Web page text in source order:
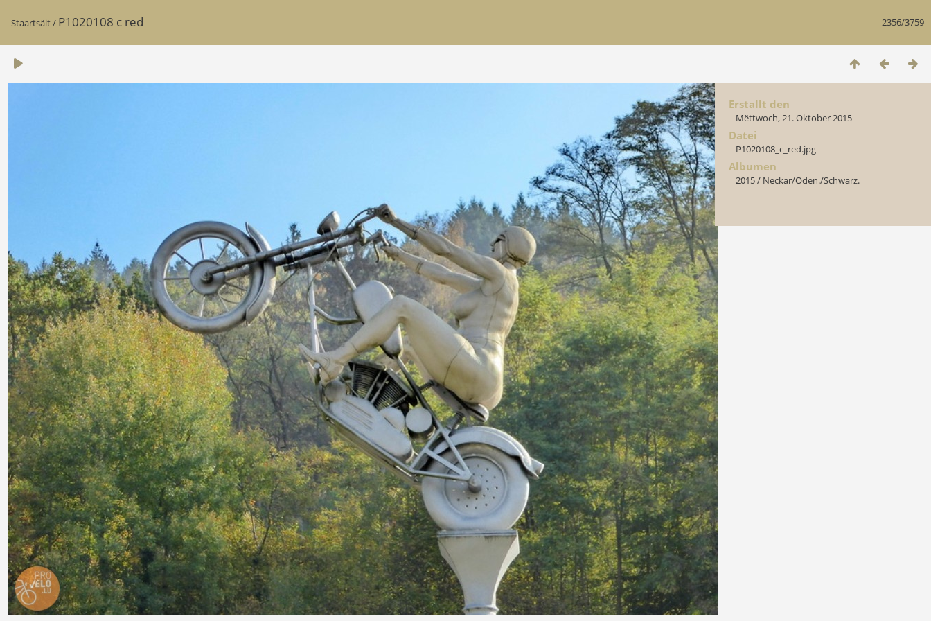
2356/3759
Staartsäit/ P1020108 c red
Erstallt den
Mëttwoch, 21. Oktober 2015
Datei
P1020108_c_red.jpg
Albumen
2015/ Neckar/Oden./Schwarz.